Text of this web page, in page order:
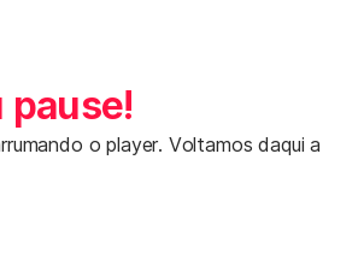
pause!
o player. Voltamos daqui a